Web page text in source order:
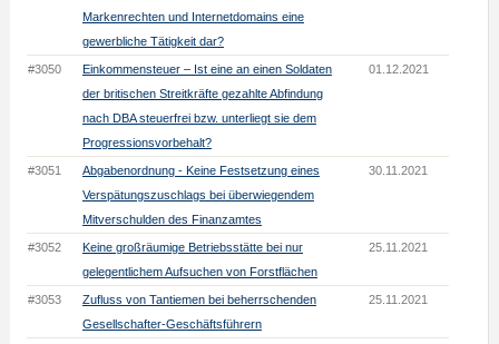
Markenrechten und Internetdomains eine
gewerbliche Tätigkeit dar?
#3050
Einkommensteuer – Ist eine an einen Soldaten
der britischen Streitkräfte gezahlte Abfindung
nach DBA steuerfrei bzw. unterliegt sie dem
Progressionsvorbehalt?
01.12.2021
#3051
Abgabenordnung - Keine Festsetzung eines
Verspätungszuschlags bei überwiegendem
Mitverschulden des Finanzamtes
30.11.2021
#3052
Keine großräumige Betriebsstätte bei nur
gelegentlichem Aufsuchen von Forstflächen
25.11.2021
#3053
Zufluss von Tantiemen bei beherrschenden
Gesellschafter-Geschäftsführern
25.11.2021